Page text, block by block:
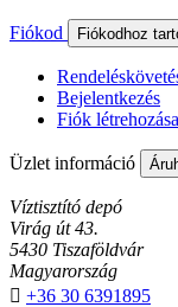
Fiókod Fiókodhoz
Bejelentkezés
Fiók létrehozása
Üzlet információ
Víztisztító depó
Virág út 43.
5430 Tiszaföldvár
Magyarország
 +36 30 6391895